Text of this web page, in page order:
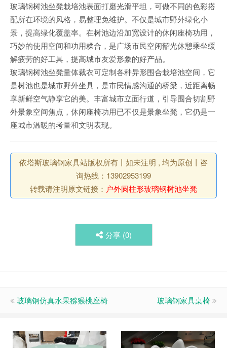
玻璃钢树池坐凳栽培池表面打磨光滑平坦，可做不同的色彩搭
配所在环境的风格，易整理免维护。不仅是城市野外绿化小
景，提高绿化覆盖率。在树池边沿加宽设计的休闲座椅功用，
巧妙的使用空间和功用糅合，是广场市民空闲韶光休憩乘坐缓
解疲劳的好工具，提高城市友爱形象的好产品。
玻璃钢树池坐凳量体裁衣可定制各种异形围合栽培池空间，它
是树池也是城市野外坐具，是市民情感沟通的桥梁，近距离畅
享新鲜空气静享它的美。丰富城市立面行道，引导围合切割野
外景象空间焦点，休闲座椅功用已不仅是景象坐凳，它仍是一
座城市温暖的考量和文明表现。
依塔斯玻璃钢家具站版权所有丨如未注明 , 均为原创丨咨
询热线：13902953199
转载请注明原文链接： 户外圆柱形玻璃钢树池坐凳
分享 (0)
玻璃钢仿真水果猕猴桃座椅 玻璃钢家具桌椅